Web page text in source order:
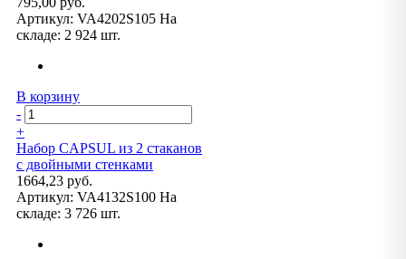
Артикул: VA4202S105 На
складе: 2 924 шт.
В корзину
-
+
Набор CAPSUL из 2 стаканов
с двойными стенками
1664,23 руб.
Артикул: VA4132S100 На
складе: 3 726 шт.